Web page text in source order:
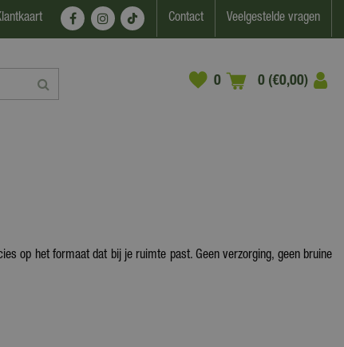
Contact Veelgestelde vragen
0 (€0,00)
op het formaat dat bij je ruimte past. Geen verzorging, geen bruine